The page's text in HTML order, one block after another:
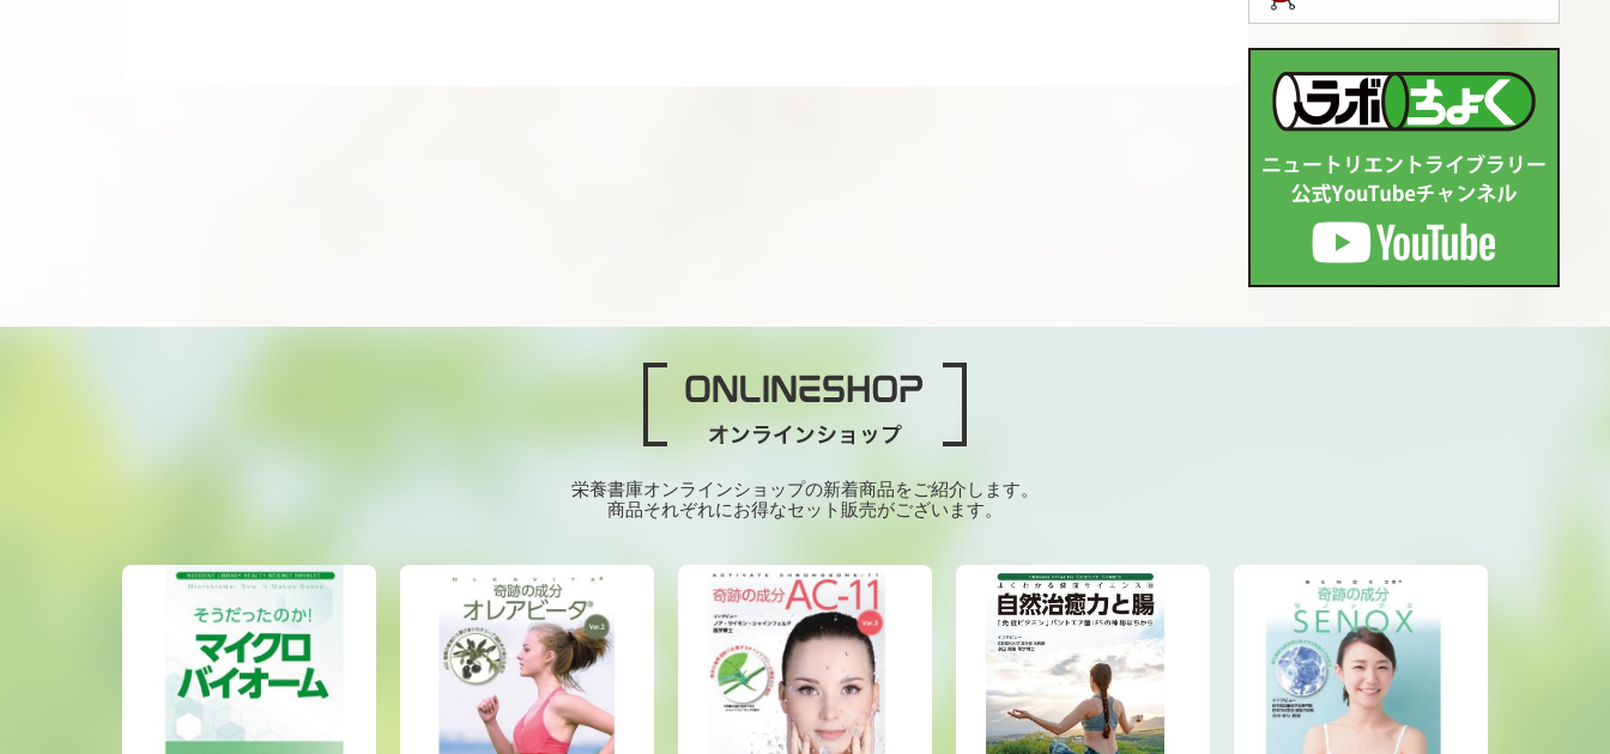
栄養書庫オンラインショップの新着商品をご紹介します。
商品それぞれにお得なセット販売がございます。